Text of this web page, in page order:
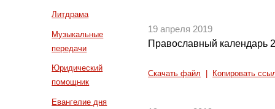
Литдрама
Музыкальные
передачи
Юридический
помощник
Евангелие дня
19 апреля 2019
Православный календарь
Скачать файл Копировать